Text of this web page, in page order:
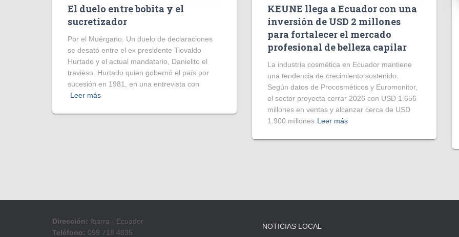
El duelo entre bobita y el
sucretizador
Por el Muérgano. Un duelo de declaraciones
se desató entre el ex presidente Tiovaldo
Hurtado y el actual mandatario, Danielito el
travieso. Hurtado quien gobernó el país por
sucesión en 1981, en una entrevista con
Leer más
KEUNE llega a Ecuador con una
inversión de USD 2 millones
para fortalecer el mercado
profesional de belleza capilar
La industria cosmética en Ecuador mantiene
una tendencia de crecimiento sostenido.
Según datos de Procosméticos y Euromonitor,
el sector proyecta cerrar 2026 con USD 1.656
millones en ventas y alcanzar cerca de USD
1.900 millones Leer más
Dirección: Ibarra - Ecuador
Teléfono: 099 718 4835
NOTICIAS LOCAL